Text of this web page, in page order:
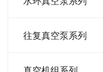
往复真空泵系列